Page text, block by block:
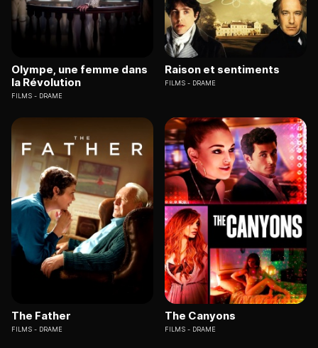
Olympe, une femme dans
la Révolution
FILMS DRAME
Raison et sentiments
FILMS DRAME
The Father
FILMS DRAME
The Canyons
FILMS DRAME